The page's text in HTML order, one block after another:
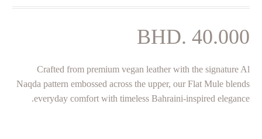
BHD. 40.000
Crafted from premium vegan leather with the signature Al
Naqda pattern embossed across the upper, our Flat Mule blends
everyday comfort with timeless Bahraini-inspired elegance.